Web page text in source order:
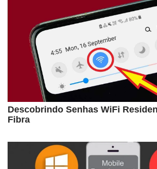
Descobrindo Senhas WiFi
Fibra